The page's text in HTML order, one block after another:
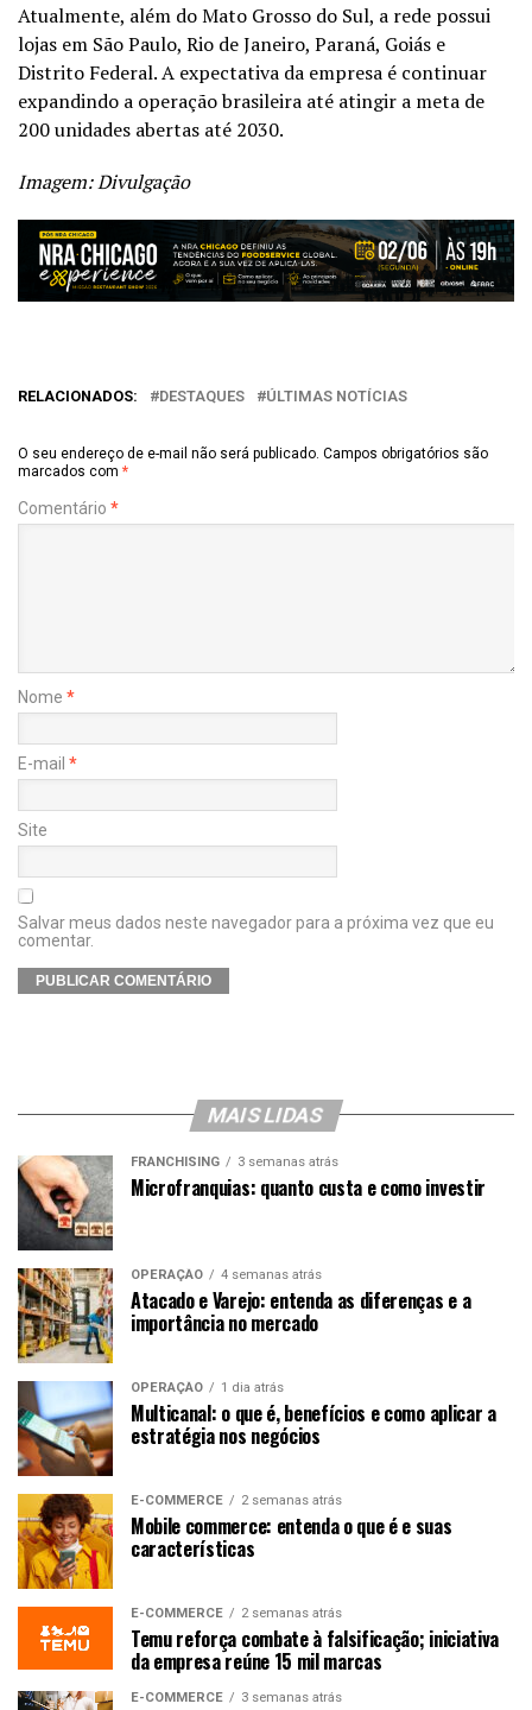
Atualmente, além do Mato Grosso do Sul, a rede possui
lojas em São Paulo, Rio de Janeiro, Paraná, Goiás e
Distrito Federal. A expectativa da empresa é continuar
expandindo a operação brasileira até atingir a meta de
200 unidades abertas até 2030.
Imagem: Divulgação
RELACIONADOS: DESTAQUES ÚLTIMAS NOTÍCIAS
O seu endereço de e-mail não será publicado. Campos obrigatórios são
marcados com *
Comentário *
Nome *
E-mail *
Site
Salvar meus dados neste navegador para a próxima vez que eu
comentar.
MAIS LIDAS
FRANCHISING 3 semanas atrás
Microfranquias: quanto custa e como investir
OPERAÇÃO 4 semanas atrás
Atacado e Varejo: entenda as diferenças e a
importância no mercado
OPERAÇÃO 1 dia atrás
Multicanal: o que é, benefícios e como aplicar a
estratégia nos negócios
E-COMMERCE 2 semanas atrás
Mobile commerce: entenda o que é e suas
características
E-COMMERCE 2 semanas atrás
Temu reforça combate à falsificação; iniciativa
da empresa reúne 15 mil marcas
E-COMMERCE 3 semanas atrás